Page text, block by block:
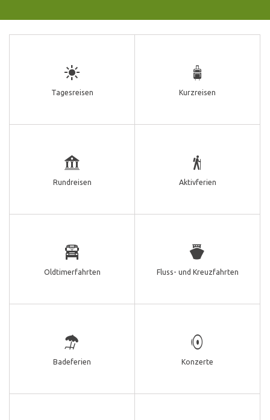
Tagesreisen Kurzreisen
Rundreisen Aktivferien
Oldtimerfahrten Fluss- und Kreuzfahrten
Badeferien Konzerte